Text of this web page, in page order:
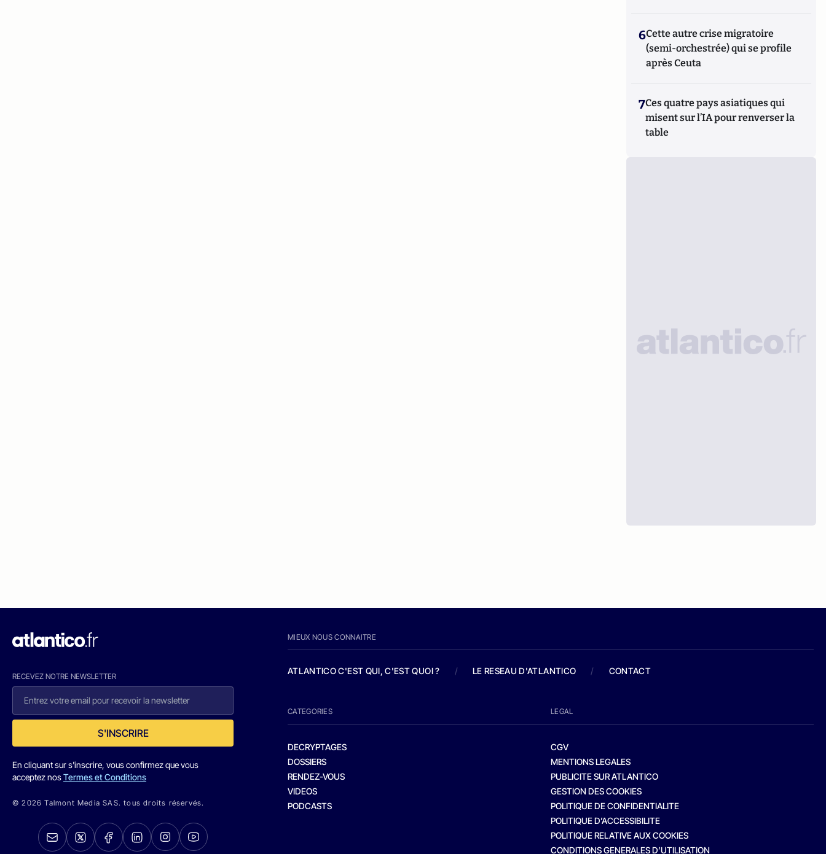
6Cette autre crise migratoire
(semi-orchestrée) qui se profile
après Ceuta
7Ces quatre pays asiatiques qui
misent sur l’IA pour renverser la
table
RECEVEZ NOTRE NEWSLETTER
S'INSCRIRE
En cliquant sur s'inscrire, vous confirmez que vous
acceptez nosTermes et Conditions
© 2026 Talmont Media SAS. tous droits réservés.
MIEUX NOUS CONNAITRE
ATLANTICO C'EST QUI, C'EST QUOI ? / LE RESEAU D'ATLANTICO / CONTACT
CATEGORIES
DECRYPTAGES
DOSSIERS
RENDEZ-VOUS
VIDEOS
PODCASTS
LEGAL
CGV
MENTIONS LEGALES
PUBLICITE SUR ATLANTICO
GESTION DES COOKIES
POLITIQUE DE CONFIDENTIALITE
POLITIQUE D’ACCESSIBILITE
POLITIQUE RELATIVE AUX COOKIES
CONDITIONS GENERALES D’UTILISATION